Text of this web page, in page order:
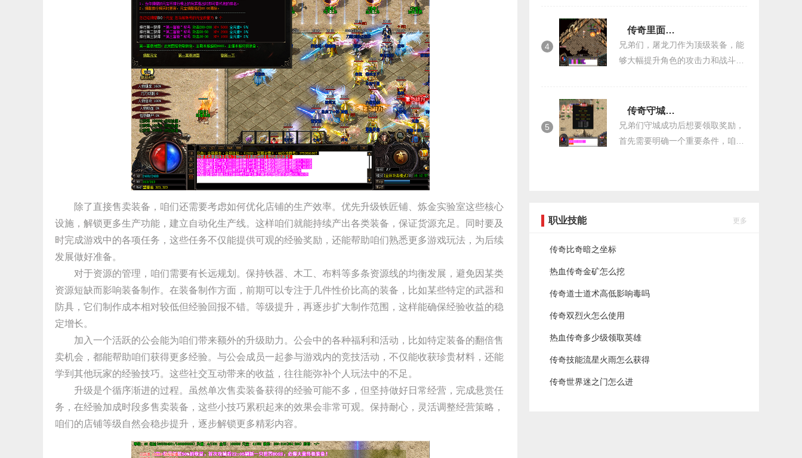
除了直接售卖装备，咱们还需要考虑如何优化店铺的生产效率。优先升级铁匠铺、炼金实验室这些核心
设施，解锁更多生产功能，建立自动化生产线。这样咱们就能持续产出各类装备，保证货源充足。同时要及
时完成游戏中的各项任务，这些任务不仅能提供可观的经验奖励，还能帮助咱们熟悉更多游戏玩法，为后续
发展做好准备。
对于资源的管理，咱们需要有长远规划。保持铁器、木工、布料等多条资源线的均衡发展，避免因某类
资源短缺而影响装备制作。在装备制作方面，前期可以专注于几件性价比高的装备，比如某些特定的武器和
防具，它们制作成本相对较低但经验回报不错。等级提升，再逐步扩大制作范围，这样能确保经验收益的稳
定增长。
加入一个活跃的公会能为咱们带来额外的升级助力。公会中的各种福利和活动，比如特定装备的翻倍售
卖机会，都能帮助咱们获得更多经验。与公会成员一起参与游戏内的竞技活动，不仅能收获珍贵材料，还能
学到其他玩家的经验技巧。这些社交互动带来的收益，往往能弥补个人玩法中的不足。
升级是个循序渐进的过程。虽然单次售卖装备获得的经验可能不多，但坚持做好日常经营，完成悬赏任
务，在经验加成时段多售卖装备，这些小技巧累积起来的效果会非常可观。保持耐心，灵活调整经营策略，
咱们的店铺等级自然会稳步提升，逐步解锁更多精彩内容。
是传奇游戏中的一种boss，它的普
通攻击非常凶猛，
4
传奇里面的屠龙刀怎么用的
兄弟们，屠龙刀作为顶级装备，能
够大幅提升角色的攻击力和战斗能
家获得屠龙刀首先要熟悉它的基本
属性和使用条件
5
传奇守城成功怎么领取
兄弟们守城成功后想要领取奖励，
首先需要明确一个重要条件，咱们
职业技能 更多
传奇比奇暗之坐标
热血传奇金矿怎么挖
传奇道士道术高低影响毒吗
传奇双烈火怎么使用
热血传奇多少级领取英雄
传奇技能流星火雨怎么获得
传奇世界迷之门怎么进